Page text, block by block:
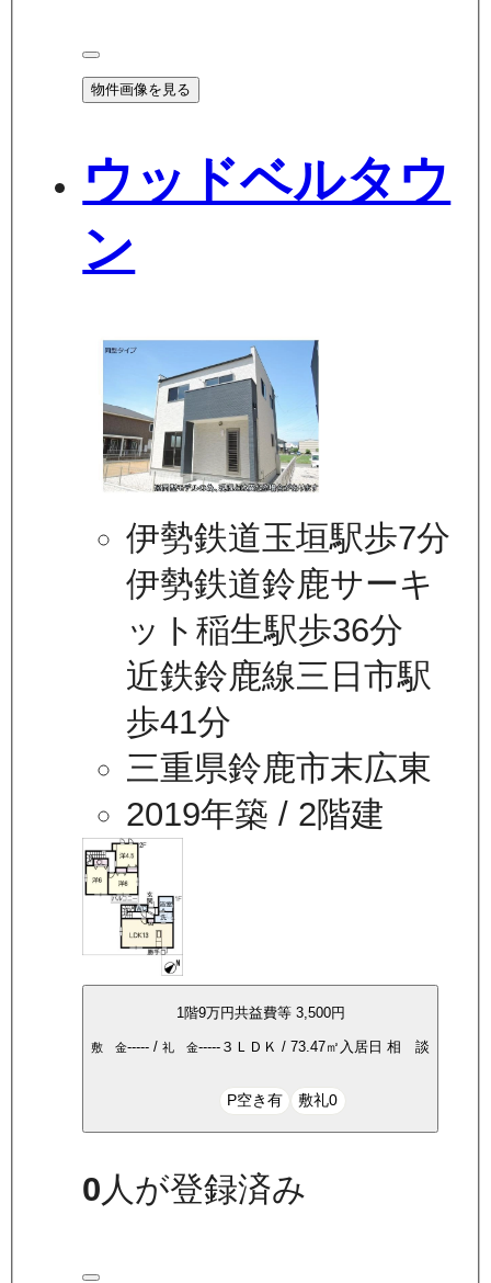
物件画像を見る
ウッドベルタウ
ン
伊勢鉄道玉垣駅歩7分
伊勢鉄道鈴鹿サーキ
ット稲生駅歩36分
近鉄鈴鹿線三日市駅
歩41分
三重県鈴鹿市末広東
2019年築 / 2階建
1階9万円共益費等 3,500円
敷 金----- /礼 金----- ３ＬＤＫ /73.47㎡ 入居日相 談
P空き有 敷礼0
0人が登録済み